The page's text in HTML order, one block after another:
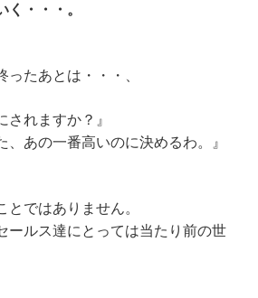
く・・・。
ったあとは・・・、
されますか？』
、あの一番高いのに決めるわ。』
とではありません。
ールス達にとっては当たり前の世